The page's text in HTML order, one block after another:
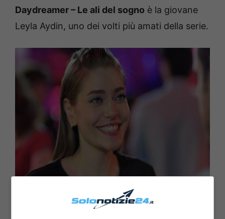
Daydreamer – Le ali del sogno è la giovane
Leyla Aydin, uno dei volti più amati della serie.
Öznur Serçeler: curiosità